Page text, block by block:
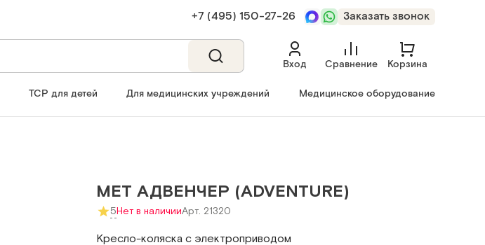
+7 (495) 150‑27‑26 Заказать звонок
Вход Сравнение Корзина
ТСР для детей Для медицинских учреждений Медицинское оборудование
МЕТ АДВЕНЧЕР (ADVENTURE)
5Нет в наличииАрт. 21320
Кресло-коляска с электроприводом